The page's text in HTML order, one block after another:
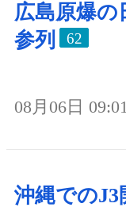
広島原爆の
参列
62
08月06日
沖縄でのJ3